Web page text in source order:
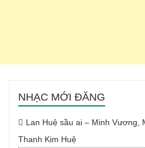
NHẠC MỚI ĐĂNG
Lan Huệ sầu ai – Minh Vương,
Thanh Kim Huệ